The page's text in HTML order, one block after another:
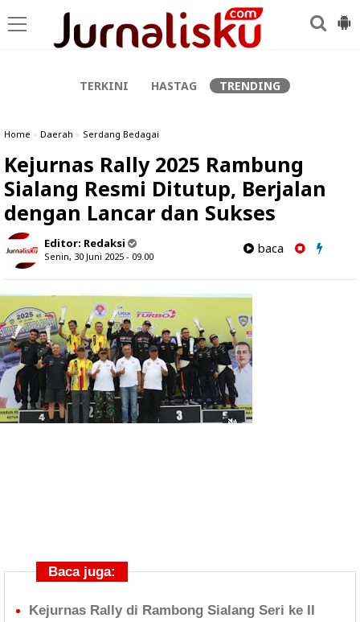
TERKINI HASTAG TRENDING
Home » Daerah » Serdang Bedagai
Kejurnas Rally 2025 Rambung
Sialang Resmi Ditutup, Berjalan
dengan Lancar dan Sukses
Editor: Redaksi
Senin, 30 Juni 2025 - 09.00
baca
Baca juga:
Kejurnas Rally di Rambong Sialang Seri ke II